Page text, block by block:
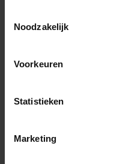
Noodzakelijk
Voorkeuren
Statistieken
Marketing
Big
Of heb je hulp